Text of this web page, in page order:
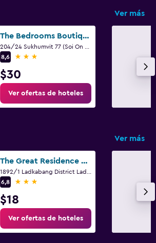
Ver más
The Bedrooms Boutique Hotel Bangkok
8,6
3 estrellas
$30
Ver ofertas de hoteles
Ver más
The Great Residence Suvarnabhumi Airport
6,8
3 estrellas
$18
Ver ofertas de hoteles